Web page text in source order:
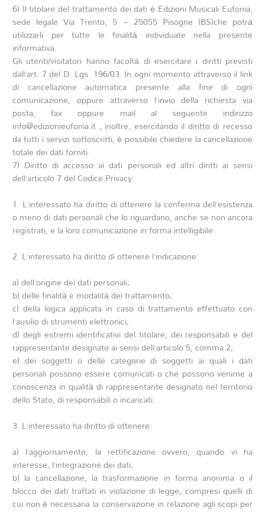
6) Il titolare del trattamento dei dati è Edizioni Musicali Eufonia,
sede legale Via Trento, 5 – 25055 Pisogne (BS)che potrà
utilizzarli per tutte le finalità individuate nella presente
informativa.
Gli utenti/visitatori hanno facoltà di esercitare i diritti previsti
dall’art. 7 del D. Lgs. 196/03. In ogni momento attraverso il link
di cancellazione automatica presente alla fine di ogni
comunicazione, oppure attraverso l’invio della richiesta via
posta, fax oppure mail al seguente indirizzo
info@edizionieufonia.it , inoltre, esercitando il diritto di recesso
da tutti i servizi sottoscritti, è possibile chiedere la cancellazione
totale dei dati forniti.
7) Diritto di accesso ai dati personali ed altri diritti ai sensi
dell’articolo 7 del Codice Privacy:
1. L’interessato ha diritto di ottenere la conferma dell’esistenza
o meno di dati personali che lo riguardano, anche se non ancora
registrati, e la loro comunicazione in forma intelligibile.
2. L’interessato ha diritto di ottenere l’indicazione:
a) dell’origine dei dati personali;
b) delle finalità e modalità del trattamento;
c) della logica applicata in caso di trattamento effettuato con
l’ausilio di strumenti elettronici;
d) degli estremi identificativi del titolare, dei responsabili e del
rappresentante designato ai sensi dell’articolo 5, comma 2;
e) dei soggetti o delle categorie di soggetti ai quali i dati
personali possono essere comunicati o che possono venirne a
conoscenza in qualità di rappresentante designato nel territorio
dello Stato, di responsabili o incaricati.
3. L’interessato ha diritto di ottenere:
a) l’aggiornamento, la rettificazione ovvero, quando vi ha
interesse, l’integrazione dei dati;
b) la cancellazione, la trasformazione in forma anonima o il
blocco dei dati trattati in violazione di legge, compresi quelli di
cui non è necessaria la conservazione in relazione agli scopi per